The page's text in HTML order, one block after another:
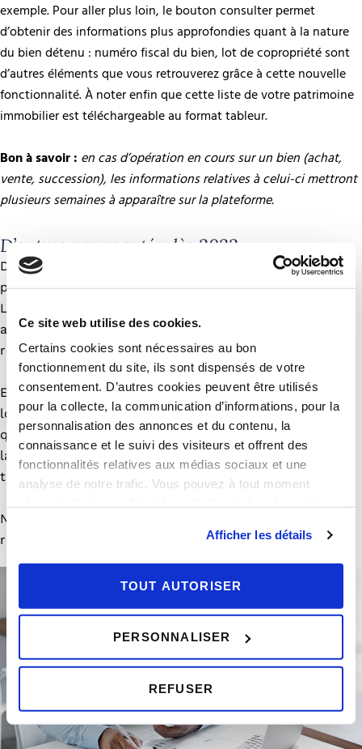
Ce site web utilise des cookies.
Certains cookies sont nécessaires au bon
fonctionnement du site, ils sont dispensés de votre
consentement. D’autres cookies peuvent être utilisés
pour la collecte, la communication d’informations, pour la
personnalisation des annonces et du contenu, la
connaissance et le suivi des visiteurs et offrent des
fonctionnalités relatives aux médias sociaux et une
analyse de notre trafic. Vous pouvez à tout moment
Afficher les détails
TOUT AUTORISER
PERSONNALISER
REFUSER
exemple. Pour aller plus loin, le bouton consulter permet
d’obtenir des informations plus approfondies quant à la nature
du bien détenu : numéro fiscal du bien, lot de copropriété sont
d’autres éléments que vous retrouverez grâce à cette nouvelle
fonctionnalité. À noter enfin que cette liste de votre patrimoine
immobilier est téléchargeable au format tableur.
Bon à savoir : en cas d’opération en cours sur un bien (achat,
vente, succession), les informations relatives à celui-ci mettront
plusieurs semaines à apparaître sur la plateforme.
D’autres nouveautés dès 2022
Dès l’automne 2022, il sera ainsi possible pour le
propriétaire d’effectuer sa déclaration foncière en ligne.
Les démarches liées à la taxe d’urbanisme seront par
ailleurs regroupées en une seule et unique action à
réaliser.
Enfin, les personnes qui réalisent un investissement
locatif pourront dès 2023 déclarer leurs locataires ainsi
que le montant de leurs loyers perçus dans le cadre de
la location. Chaque bien pourra aussi être déclaré en
tant que résidence principale ou secondaire.
Nos conseillers experts sont à votre disposition pour la
réalisation de l’ensemble de ces démarches.